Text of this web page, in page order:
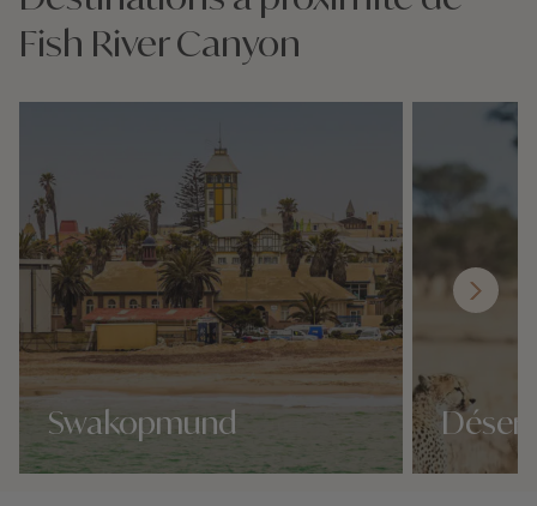
Fish River Canyon
Swakopmund